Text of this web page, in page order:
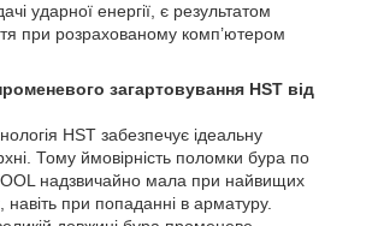
ударної енергії, є результатом
при розрахованому комп’ютером
загартовування HST від
HST забезпечує ідеальну
Тому ймовірність поломки бура по
надзвичайно мала при найвищих
при попаданні в арматуру.